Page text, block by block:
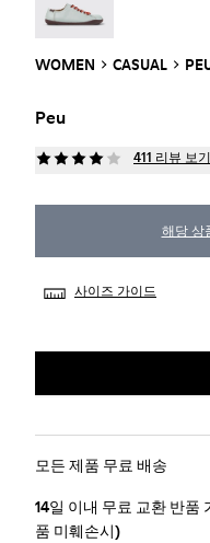
WOMEN CASUAL
Peu
411 리뷰 보기
해당 상
사이즈 가이드
모든 제품 무료 배송
14일 이내 무료 교환 반품
품 미훼손시)